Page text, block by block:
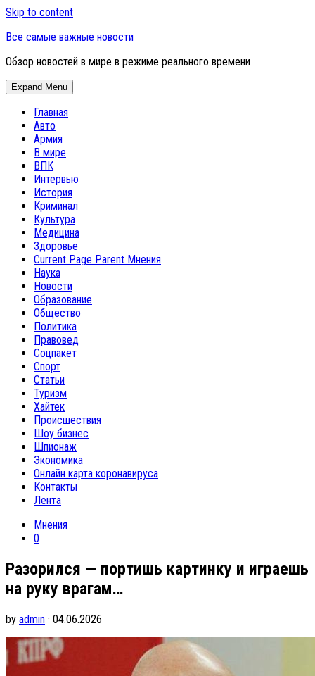
Skip to content
Все самые важные новости
Обзор новостей в мире в режиме реального времени
Expand Menu
Главная
Авто
Армия
В мире
ВПК
Интервью
История
Криминал
Культура
Медицина
Здоровье
Current Page Parent Мнения
Наука
Новости
Образование
Общество
Политика
Правовед
Соцпакет
Спорт
Статьи
Туризм
Хайтек
Происшествия
Шоу бизнес
Шпионаж
Экономика
Онлайн карта коронавируса
Контакты
Лента
Мнения
0
Разорился — портишь картинку и играешь
на руку врагам…
by admin · 04.06.2026